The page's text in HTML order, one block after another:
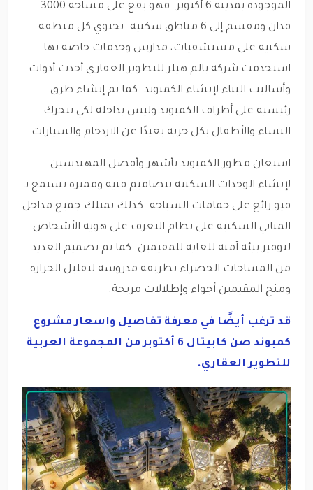
الموجودة بمدينة 6 أكتوبر. فهو يقع على مساحة 3000
فدان ومقسم إلى 6 مناطق سكنية. تحتوي كل منطقة
سكنية على مستشفيات، مدارس وخدمات خاصة بها.
استخدمت شركة بالم هيلز للتطوير العقاري أحدث أدوات
وأساليب البناء لإنشاء الكمبوند. كما تم إنشاء طرق
رئيسية على أطراف الكمبوند وليس بداخله لكي تتحرك
النساء والأطفال بكل حرية بعيدًا عن الازدحام والسيارات.
استعان مطور الكمبوند بأشهر وأفضل المهندسين
لإنشاء الوحدات السكنية بتصاميم فنية ومميزة تستمع بـ
فيو رائع على حمامات السباحة. كذلك تمتلك جميع مداخل
المباني السكنية على نظام التعرف على هوية الأشخاص
لتوفير بيئة آمنة للغاية للمقيمين. كما تم تصميم العديد
من المساحات الخضراء بطريقة مدروسة لتقليل الحرارة
ومنح المقيمين أجواء وإطلالات مريحة.
قد ترغب أيضًا في معرفة تفاصيل واسعار مشروع
كمبوند صن كابيتال 6 أكتوبر من المجموعة العربية
للتطوير العقاري.